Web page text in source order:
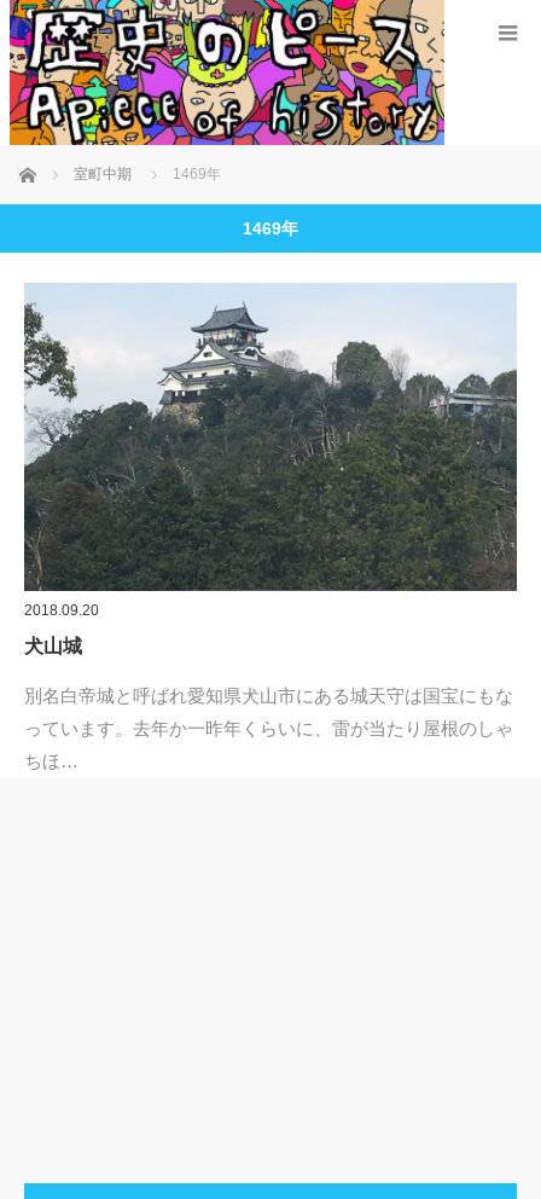
ホーム 室町中期 1469年
1469年
2018.09.20
犬山城
別名白帝城と呼ばれ愛知県犬山市にある城天守は国宝にもな
っています。去年か一昨年くらいに、雷が当たり屋根のしゃ
ちほ…